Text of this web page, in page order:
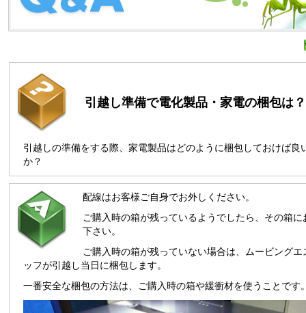
引越し準備で電化製品・家電の梱包は？
引越しの準備をする際、家電製品はどのように梱包しておけば良
か？
配線はお客様ご自身でお外しください。
ご購入時の箱が残っているようでしたら、その箱に
下さい。
ご購入時の箱が残っていない場合は、ムービングエ
ッフが引越し当日に梱包します。
一番安全な梱包の方法は、ご購入時の箱や緩衝材を使うことです